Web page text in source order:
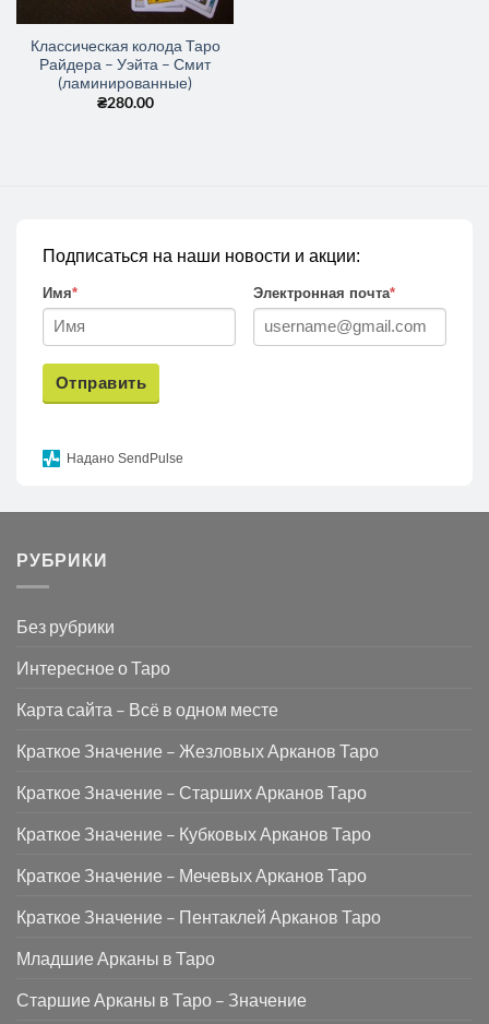
Классическая колода Таро
Райдера – Уэйта – Смит
(ламинированные)
₴280.00
Подписаться на наши новости и акции:
Имя* Электронная почта*
Отправить
Надано SendPulse
РУБРИКИ
Без рубрики
Интересное о Таро
Карта сайта – Всё в одном месте
Краткое Значение – Жезловых Арканов Таро
Краткое Значение – Старших Арканов Таро
Краткое Значение – Кубковых Арканов Таро
Краткое Значение – Мечевых Арканов Таро
Краткое Значение – Пентаклей Арканов Таро
Младшие Арканы в Таро
Старшие Арканы в Таро – Значение